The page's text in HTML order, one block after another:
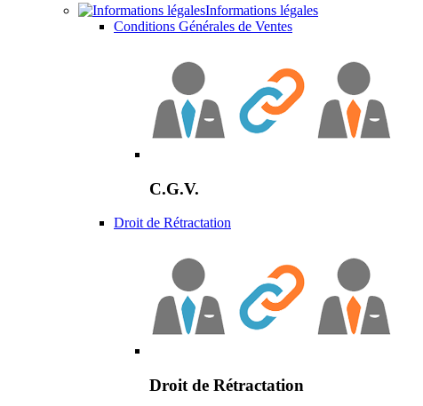
Informations légales
Conditions Générales de Ventes
C.G.V.
Droit de Rétractation
Droit de Rétractation